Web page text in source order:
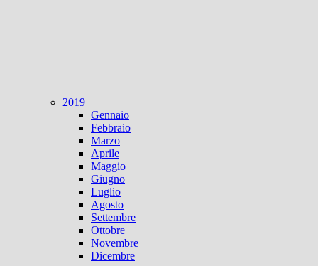
2019
Gennaio
Febbraio
Marzo
Aprile
Maggio
Giugno
Luglio
Agosto
Settembre
Ottobre
Novembre
Dicembre